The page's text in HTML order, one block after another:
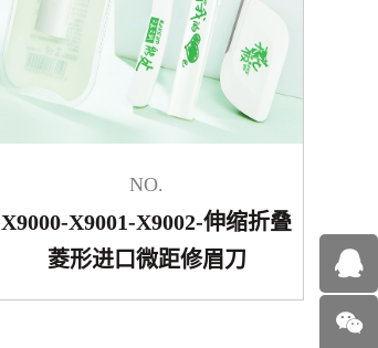
NO.
X9000-X9001-X9002-伸缩折叠
菱形进口微距修眉刀